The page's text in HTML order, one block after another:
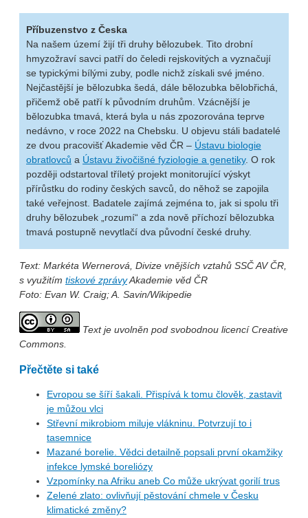
Příbuzenstvo z Česka
Na našem území žijí tři druhy bělozubek. Tito drobní
hmyzožraví savci patří do čeledi rejskovitých a vyznačují
se typickými bílými zuby, podle nichž získali své jméno.
Nejčastější je bělozubka šedá, dále bělozubka bělobřichá,
přičemž obě patří k původním druhům. Vzácnější je
bělozubka tmavá, která byla u nás zpozorována teprve
nedávno, v roce 2022 na Chebsku. U objevu stáli badatelé
ze dvou pracovišť Akademie věd ČR – Ústavu biologie
obratlovců a Ústavu živočišné fyziologie a genetiky. O rok
později odstartoval tříletý projekt monitorující výskyt
přírůstku do rodiny českých savců, do něhož se zapojila
také veřejnost. Badatele zajímá zejména to, jak si spolu tři
druhy bělozubek „rozumí“ a zda nově příchozí bělozubka
tmavá postupně nevytlačí dva původní české druhy.
Text: Markéta Wernerová, Divize vnějších vztahů SSČ AV ČR,
s využitím tiskové zprávyAkademie věd ČR
Foto: Evan W. Craig; A. Savin/Wikipedie
Text je uvolněn pod svobodnou licencí Creative
Commons.
Přečtěte si také
Evropou se šíří šakali. Přispívá k tomu člověk, zastavit
je můžou vlci
Střevní mikrobiom miluje vlákninu. Potvrzují to i
tasemnice
Mazané borelie. Vědci detailně popsali první okamžiky
infekce lymské boreliózy
Vzpomínky na Afriku aneb Co může ukrývat gorilí trus
Zelené zlato: ovlivňují pěstování chmele v Česku
klimatické změny?